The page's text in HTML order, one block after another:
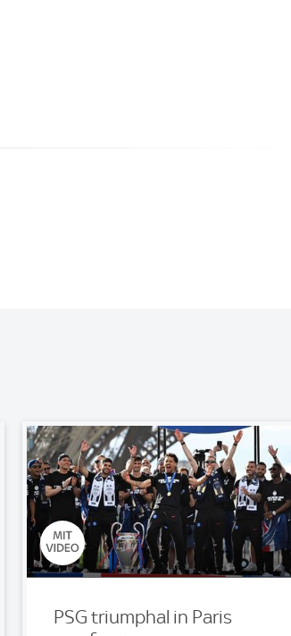
PSG triumphal in Paris